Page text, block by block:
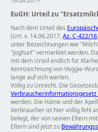
EuGH: Urteil zu
Nach dem Urteil des
(Urt. v. 14.06.2017,Az. C-422/16
unter Bezeichnungen wie Milch
Joghurt vermarktet werden.
mit dem Urteil endlich für
Kennzeichnung von Veggie-
lange auf sich warten.
Völlig zu Unrecht. Die
werden. Die Häme und der
Verbraucher ist hier völlig fehl
belegt, der von seinen Eltern mit
Eltern sind jetzt zu